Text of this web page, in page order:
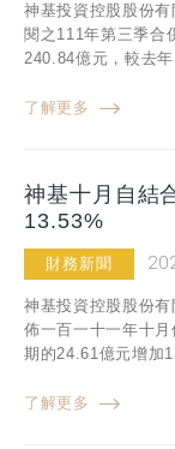
神基投資控股股份
閱之111年第三季合
240.84億元，較去
了解更多
神基十月自結
13.53%
財務新聞
神基投資控股股份
佈一百一十一年十
期的24.61億元增加
了解更多